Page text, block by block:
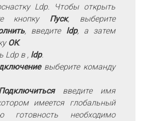
Ldp. Чтобы открыть
кнопку Пуск, выберите
, введите ldp, а затем
ОК.
Ldp в , ldp.
выберите команду
введите имя
имеется глобальный
готовность необходимо